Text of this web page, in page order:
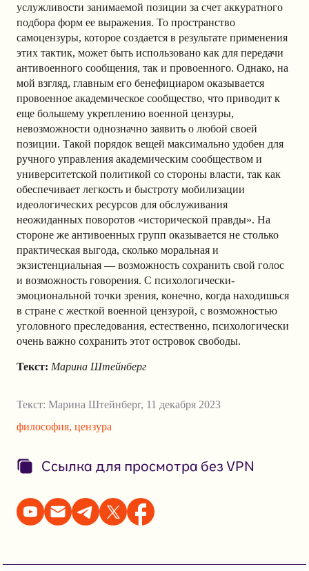
услужливости занимаемой позиции за счет аккуратного
подбора форм ее выражения. То пространство
самоцензуры, которое создается в результате применения
этих тактик, может быть использовано как для передачи
антивоенного сообщения, так и провоенного. Однако, на
мой взгляд, главным его бенефициаром оказывается
провоенное академическое сообщество, что приводит к
еще большему укреплению военной цензуры,
невозможности однозначно заявить о любой своей
позиции. Такой порядок вещей максимально удобен для
ручного управления академическим сообществом и
университетской политикой со стороны власти, так как
обеспечивает легкость и быстроту мобилизации
идеологических ресурсов для обслуживания
неожиданных поворотов «исторической правды». На
стороне же антивоенных групп оказывается не столько
практическая выгода, сколько моральная и
экзистенциальная — возможность сохранить свой голос
и возможность говорения. С психологически-
эмоциональной точки зрения, конечно, когда находишься
в стране с жесткой военной цензурой, с возможностью
уголовного преследования, естественно, психологически
очень важно сохранить этот островок свободы.
Текст: Марина Штейнберг
Текст: Марина Штейнберг, 11 декабря 2023
философия, цензура
Ссылка для просмотра без VPN